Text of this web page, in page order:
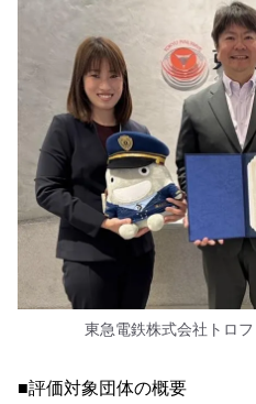
東急電鉄株式会社トロ
■評価対象団体の概要